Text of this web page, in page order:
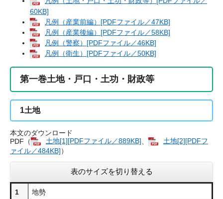
60KB]
凡例（産業前編）[PDFファイル／47KB]
凡例（産業後編）[PDFファイル／58KB]
凡例（警察）[PDFファイル／46KB]
凡例（衛生）[PDFファイル／50KB]
第一巻土地・戸口・土功・財政等
1土地
本文のダウンロード
PDF（
土地[1][PDFファイル／889KB]
土地[2][PDFフ
ァイル／484KB]）
表のサイズを切り替える
1 地勢